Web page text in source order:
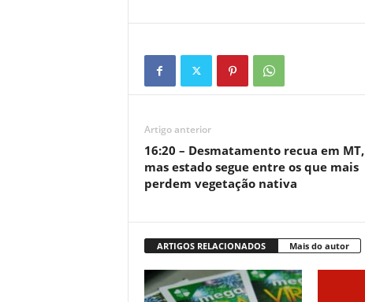
Artigo anterior
16:20 – Desmatamento recua em MT,
mas estado segue entre os que mais
perdem vegetação nativa
ARTIGOS RELACIONADOS Mais do autor